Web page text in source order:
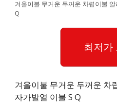
겨울이불 무거운 두꺼운 차렵이불
Q
최저가
겨울이불 무거운 두꺼운 차
자가발열 이불 S Q